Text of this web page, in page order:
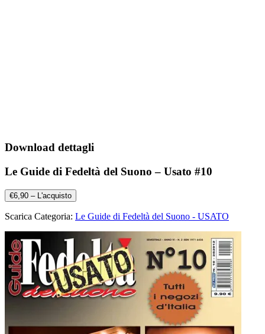
Download dettagli
Le Guide di Fedeltà del Suono – Usato #10
€6,90 – L'acquisto
Scarica Categoria: Le Guide di Fedeltà del Suono - USATO